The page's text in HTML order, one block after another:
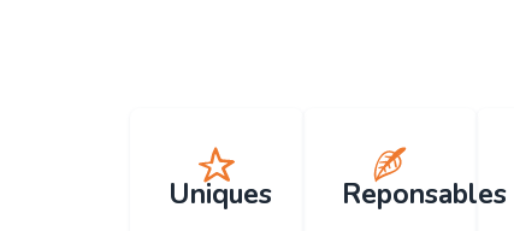
Uniques Reponsables